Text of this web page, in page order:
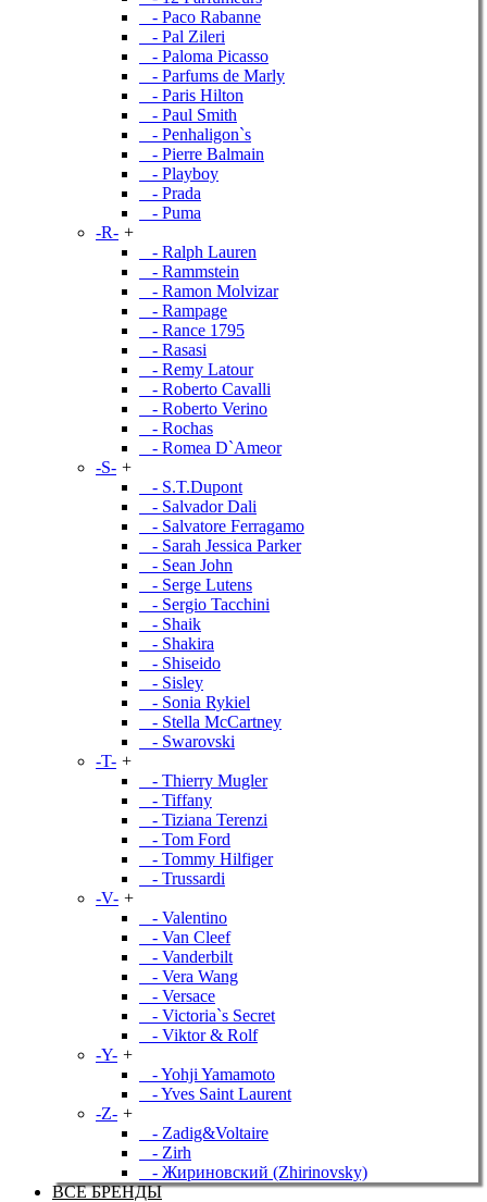
- Paco Rabanne
- Pal Zileri
- Paloma Picasso
- Parfums de Marly
- Paris Hilton
- Paul Smith
- Penhaligon`s
- Pierre Balmain
- Playboy
- Prada
- Puma
-R- +
- Ralph Lauren
- Rammstein
- Ramon Molvizar
- Rampage
- Rance 1795
- Rasasi
- Remy Latour
- Roberto Cavalli
- Roberto Verino
- Rochas
- Romea D`Ameor
-S- +
- S.T.Dupont
- Salvador Dali
- Salvatore Ferragamo
- Sarah Jessica Parker
- Sean John
- Serge Lutens
- Sergio Tacchini
- Shaik
- Shakira
- Shiseido
- Sisley
- Sonia Rykiel
- Stella McCartney
- Swarovski
-T- +
- Thierry Mugler
- Tiffany
- Tiziana Terenzi
- Tom Ford
- Tommy Hilfiger
- Trussardi
-V- +
- Valentino
- Van Cleef
- Vanderbilt
- Vera Wang
- Versace
- Victoria`s Secret
- Viktor & Rolf
-Y- +
- Yohji Yamamoto
- Yves Saint Laurent
-Z- +
- Zadig&Voltaire
- Zirh
- Жириновский (Zhirinovsky)
ВСЕ БРЕНДЫ